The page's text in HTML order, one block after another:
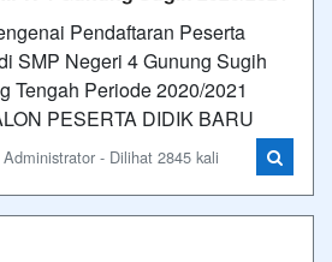
Pendaftaran Peserta
SMP Negeri 4 Gunung Sugih
Tengah Periode 2020/2021
PESERTA DIDIK BARU
- Dilihat 2845 kali